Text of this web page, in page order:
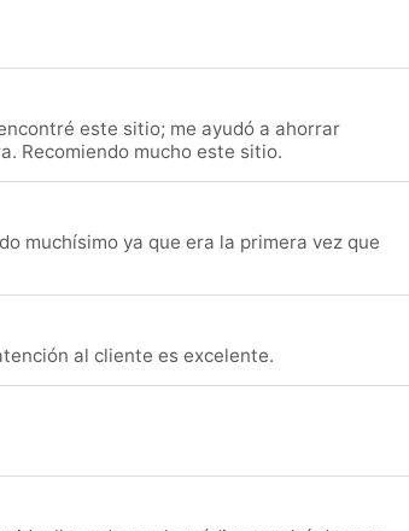
este sitio; me ayudó a ahorrar
Recomiendo mucho este sitio.
muchísimo ya que era la primera vez que
al cliente es excelente.